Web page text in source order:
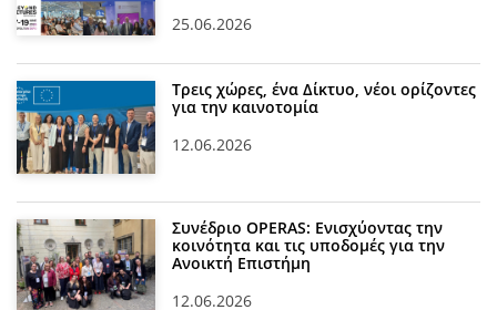
25.06.2026
Τρεις χώρες, ένα Δίκτυο, νέοι ορίζοντες
για την καινοτομία
12.06.2026
Συνέδριο OPERAS: Ενισχύοντας την
κοινότητα και τις υποδομές για την
Ανοικτή Επιστήμη
12.06.2026